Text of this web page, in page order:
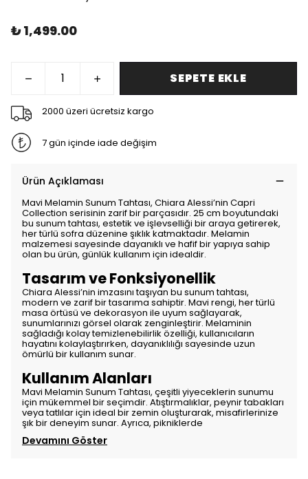
₺ 1,499.00
SEPETE EKLE
2000 üzeri ücretsiz kargo
7 gün içinde iade değişim
Ürün Açıklaması
Mavi Melamin Sunum Tahtası, Chiara Alessi’nin Capri
Collection serisinin zarif bir parçasıdır. 25 cm boyutundaki
bu sunum tahtası, estetik ve işlevselliği bir araya getirerek,
her türlü sofra düzenine şıklık katmaktadır. Melamin
malzemesi sayesinde dayanıklı ve hafif bir yapıya sahip
olan bu ürün, günlük kullanım için idealdir.
Tasarım ve Fonksiyonellik
Chiara Alessi’nin imzasını taşıyan bu sunum tahtası,
modern ve zarif bir tasarıma sahiptir. Mavi rengi, her türlü
masa örtüsü ve dekorasyon ile uyum sağlayarak,
sunumlarınızı görsel olarak zenginleştirir. Melaminin
sağladığı kolay temizlenebilirlik özelliği, kullanıcıların
hayatını kolaylaştırırken, dayanıklılığı sayesinde uzun
ömürlü bir kullanım sunar.
Kullanım Alanları
Mavi Melamin Sunum Tahtası, çeşitli yiyeceklerin sunumu
için mükemmel bir seçimdir. Atıştırmalıklar, peynir tabakları
veya tatlılar için ideal bir zemin oluşturarak, misafirlerinize
şık bir deneyim sunar. Ayrıca, pikniklerde
Devamını Göster